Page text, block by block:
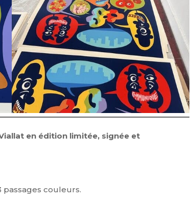
en édition limitée, signée et
passages couleurs.